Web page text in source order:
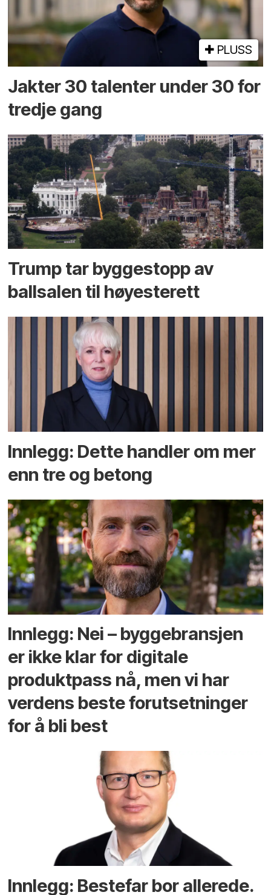
PLUSS
Jakter 30 talenter under 30 for
tredje gang
Trump tar byggestopp av
ballsalen til høyesterett
Innlegg: Dette handler om mer
enn tre og betong
Innlegg: Nei – byggebransjen
er ikke klar for digitale
produktpass nå, men vi har
verdens beste forutsetninger
for å bli best
Innlegg: Bestefar bor allerede.